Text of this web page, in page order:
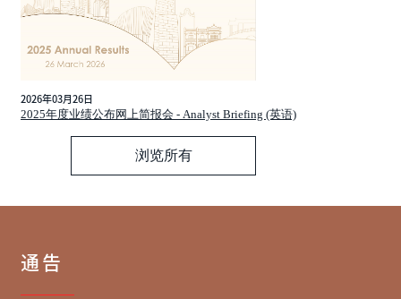
2026年03月26日
2025年度业绩公布网上简报会 - Analyst Briefing (英语)
浏览所有
通告